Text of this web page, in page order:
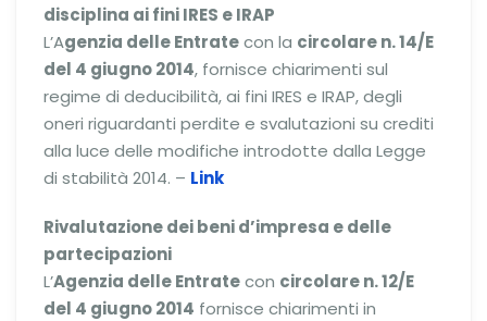
disciplina ai fini IRES e IRAP
L’Agenzia delle Entratecon la circolare n. 14/E
del 4 giugno 2014, fornisce chiarimenti sul
regime di deducibilità, ai fini IRES e IRAP, degli
oneri riguardanti perdite e svalutazioni su crediti
alla luce delle modifiche introdotte dalla Legge
di stabilità 2014. – Link
Rivalutazione dei beni d’impresa e delle
partecipazioni
L’Agenzia delle Entratecon circolare n. 12/E
del 4 giugno 2014 fornisce chiarimenti in